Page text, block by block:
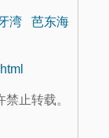
湾
芭东海
止转载。